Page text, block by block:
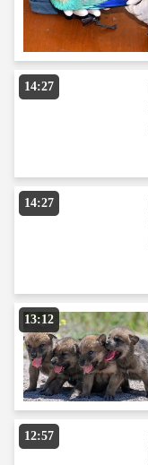
14:27
14:27
13:12
12:57